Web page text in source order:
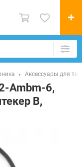
Аксессуары для
Ambm-6,
B,